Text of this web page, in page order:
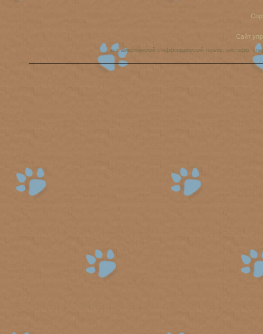
Сайт
аст, американский стаффордширский терьер, амстафф,